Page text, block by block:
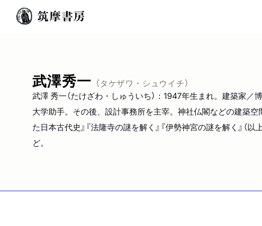
武澤秀一 （タケザワ・シュウイチ）
武澤 秀一（たけざわ・しゅういち）：1947年生まれ。建築家／
大学助手。その後、設計事務所を主宰。神社仏閣などの建築
た日本古代史』『法隆寺の謎を解く』『伊勢神宮の謎を解く』（
ど。